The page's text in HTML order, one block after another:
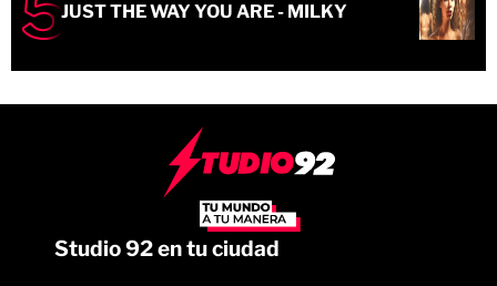
JUST THE WAY YOU ARE - MILKY
Studio 92 en tu ciudad